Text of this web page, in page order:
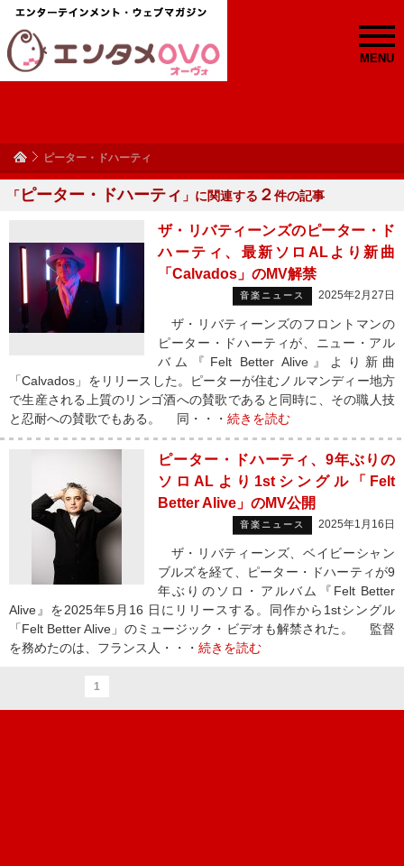
MENU
ピーター・ドハーティ
「 ピーター・ドハーティ 」に関連する ２件の記事
ザ・リバティーンズのピーター・ド
ハーティ、最新ソロALより新曲
「Calvados」のMV解禁
音楽ニュース 2025年2月27日
ザ・リバティーンズのフロントマンの
ピーター・ドハーティが、ニュー・アル
バム『Felt Better Alive』より新曲
「Calvados」をリリースした。ピーターが住むノルマンディー地方
で生産される上質のリンゴ酒への賛歌であると同時に、その職人技
と忍耐への賛歌でもある。 同・・・ 続きを読む
ピーター・ドハーティ、9年ぶりの
ソロALより1stシングル「Felt
Better Alive」のMV公開
音楽ニュース 2025年1月16日
ザ・リバティーンズ、ベイビーシャン
ブルズを経て、ピーター・ドハーティが9
年ぶりのソロ・アルバム『Felt Better
Alive』を2025年5月16 日にリリースする。同作から1stシングル
「Felt Better Alive」のミュージック・ビデオも解禁された。 監督
を務めたのは、フランス人・・・ 続きを読む
1